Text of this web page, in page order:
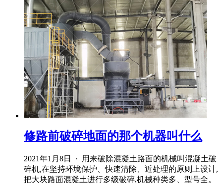
修路前破碎地面的那个机器叫什么
2021年1月8日 · 用来破除混凝土路面的机械叫混凝土破
碎机,在坚持环境保护、快速清除、近处理的原则上设计,
把大块路面混凝土进行多级破碎,机械种类多、型号全。